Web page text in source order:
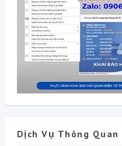
Dịch Vụ Thông Quan